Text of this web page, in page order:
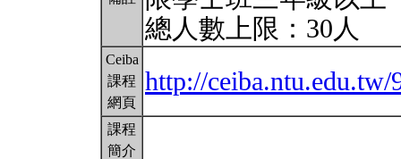
總人數上限：30人
Ceiba
課程
網頁
http://ceiba.ntu.edu.tw/
課程
簡介